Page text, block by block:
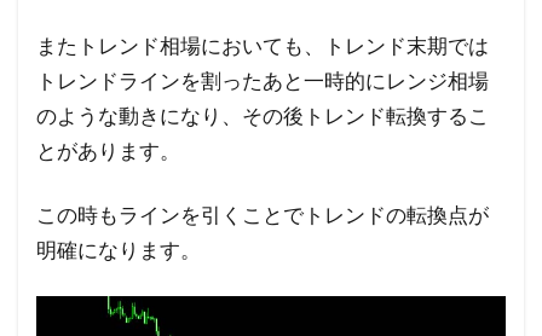
またトレンド相場においても、トレンド末期では
トレンドラインを割ったあと一時的にレンジ相場
のような動きになり、その後トレンド転換するこ
とがあります。
この時もラインを引くことでトレンドの転換点が
明確になります。